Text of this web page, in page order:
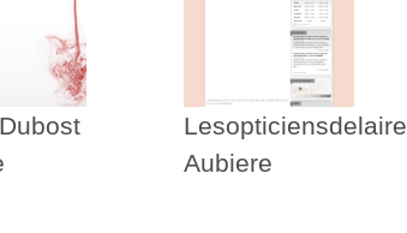
Lesopticiensdelaire
Aubiere